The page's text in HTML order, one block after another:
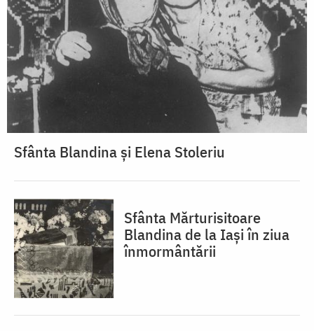
Sfânta Blandina și Elena Stoleriu
Sfânta Mărturisitoare
Blandina de la Iași în ziua
înmormântării